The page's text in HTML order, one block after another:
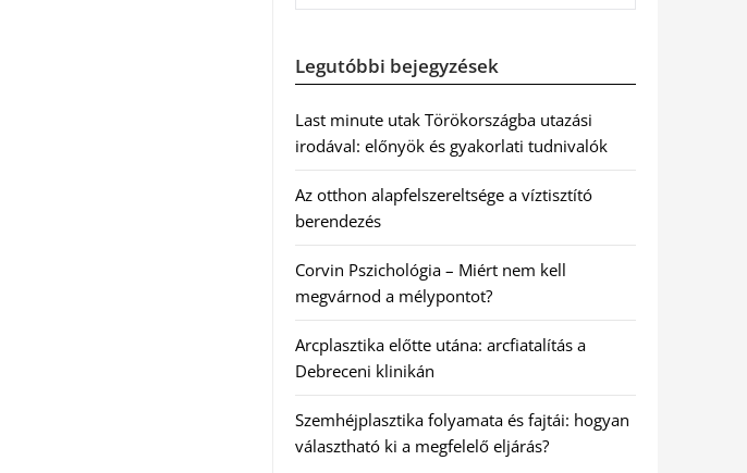
Legutóbbi bejegyzések
Last minute utak Törökországba utazási
irodával: előnyök és gyakorlati tudnivalók
Az otthon alapfelszereltsége a víztisztító
berendezés
Corvin Pszichológia – Miért nem kell
megvárnod a mélypontot?
Arcplasztika előtte utána: arcfiatalítás a
Debreceni klinikán
Szemhéjplasztika folyamata és fajtái: hogyan
választható ki a megfelelő eljárás?